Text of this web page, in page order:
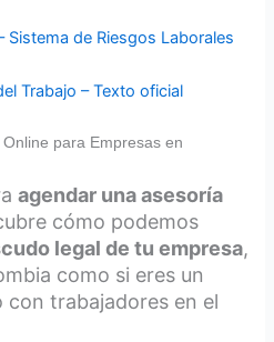
Sistema de Riesgos Laborales
Trabajo – Texto oficial
para Empresas en
agendar una asesoría
cómo podemos
legal de tu empresa,
como si eres un
trabajadores en el